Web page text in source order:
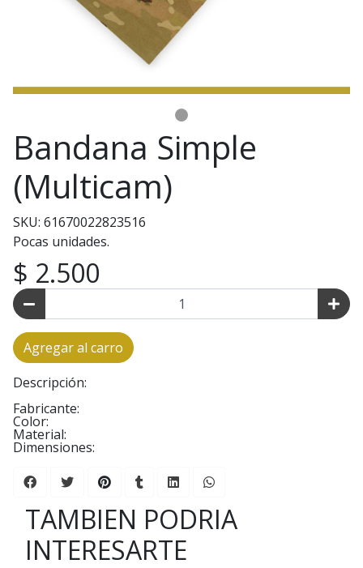
Bandana Simple
(Multicam)
SKU: 61670022823516
Pocas unidades.
$ 2.500
Agregar al carro
Descripción:
Fabricante:
Color:
Material:
Dimensiones:
TAMBIEN PODRIA
INTERESARTE